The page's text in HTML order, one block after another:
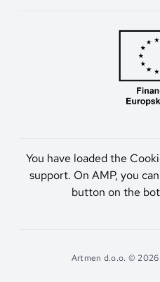
You have loaded the
support. On AMP, you
button on the
Artmen d.o.o. ©